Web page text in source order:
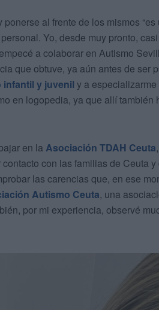
al frente de los mismos “es
Yo, desde muy pronto,
a colaborar en Autismo
que obtuve, ya aún antes de ser
infantil y juvenil y a
en logopedia, ya que allí también
en la Asociación TDAH Ceuta
con las familias de Ceuta
las carencias que, en ese
Autismo Ceuta, una
por mi experiencia, observé